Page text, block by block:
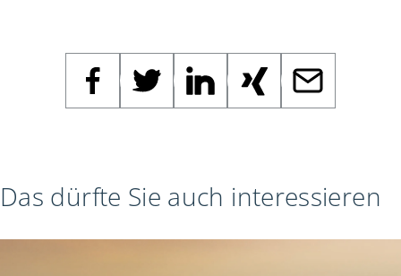
Das dürfte Sie auch interessieren